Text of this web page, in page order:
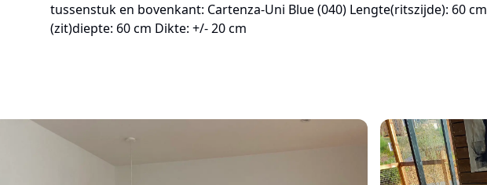
tussenstuk en bovenkant: Cartenza-Uni Blue (040) Lengte(ritszijde): 60 cm
(zit)diepte: 60 cm Dikte: +/- 20 cm